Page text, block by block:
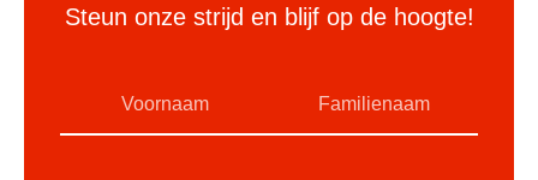
Steun onze strijd en blijf op de hoogte!